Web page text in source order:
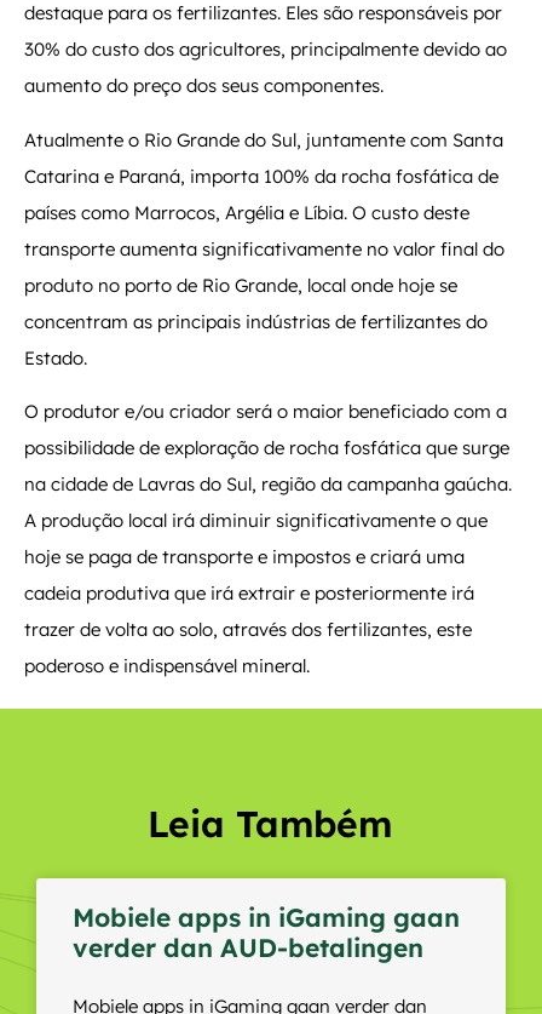
destaque para os fertilizantes. Eles são responsáveis por
30% do custo dos agricultores, principalmente devido ao
aumento do preço dos seus componentes.
Atualmente o Rio Grande do Sul, juntamente com Santa
Catarina e Paraná, importa 100% da rocha fosfática de
países como Marrocos, Argélia e Líbia. O custo deste
transporte aumenta significativamente no valor final do
produto no porto de Rio Grande, local onde hoje se
concentram as principais indústrias de fertilizantes do
Estado.
O produtor e/ou criador será o maior beneficiado com a
possibilidade de exploração de rocha fosfática que surge
na cidade de Lavras do Sul, região da campanha gaúcha.
A produção local irá diminuir significativamente o que
hoje se paga de transporte e impostos e criará uma
cadeia produtiva que irá extrair e posteriormente irá
trazer de volta ao solo, através dos fertilizantes, este
poderoso e indispensável mineral.
Leia Também
Mobiele apps in iGaming gaan
verder dan AUD-betalingen
Mobiele apps in iGaming gaan verder dan